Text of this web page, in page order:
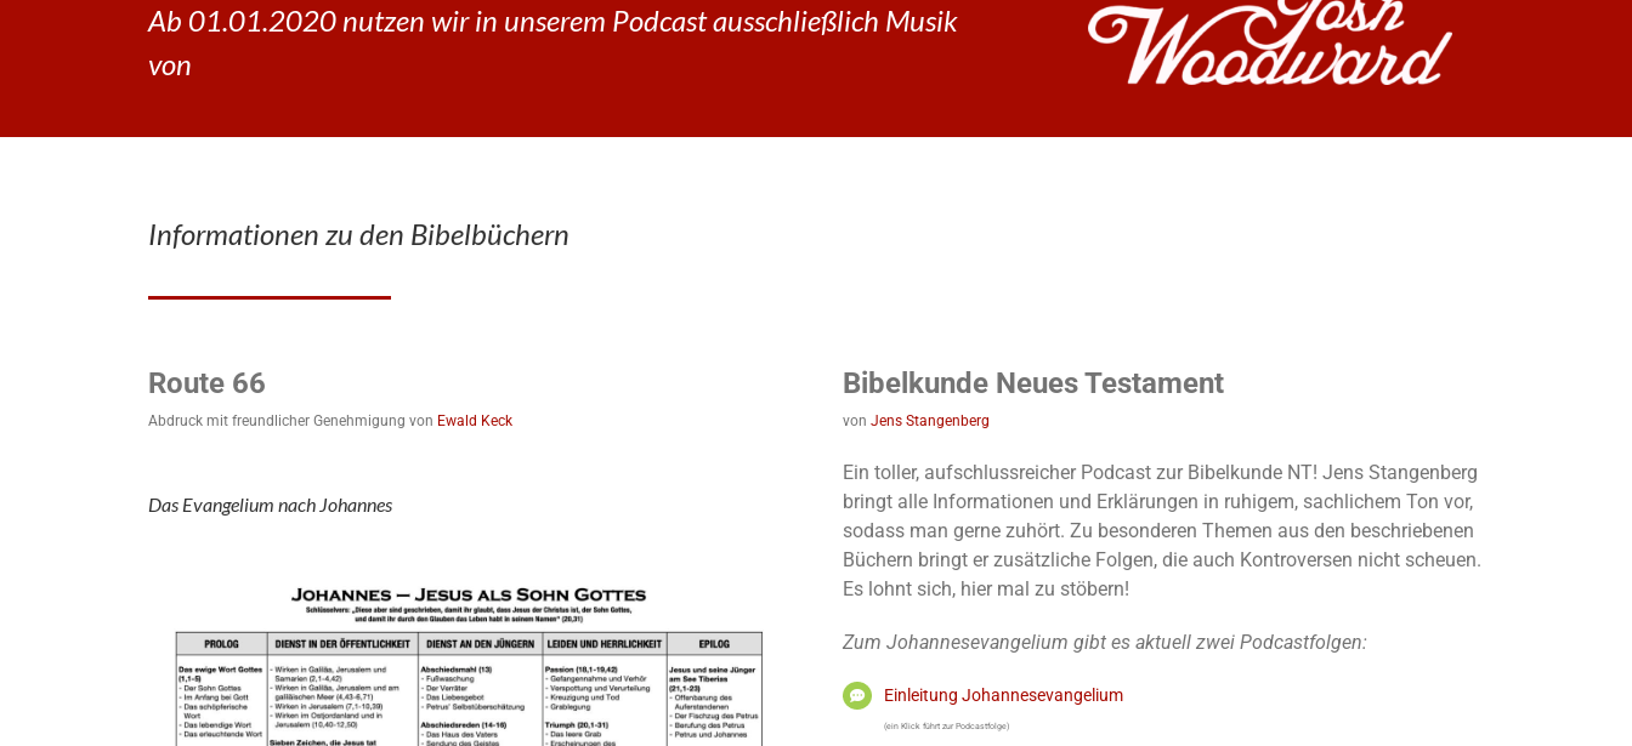
Ab 01.01.2020 nutzen wir in unserem Podcast ausschließlich Musik
von
Informationen zu den Bibelbüchern
Route 66
Abdruck mit freundlicher Genehmigung von Ewald Keck
Das Evangelium nach Johannes
Bibelkunde Neues Testament
von Jens Stangenberg
Ein toller, aufschlussreicher Podcast zur Bibelkunde NT! Jens Stangenberg
bringt alle Informationen und Erklärungen in ruhigem, sachlichem Ton vor,
sodass man gerne zuhört. Zu besonderen Themen aus den beschriebenen
Büchern bringt er zusätzliche Folgen, die auch Kontroversen nicht scheuen.
Es lohnt sich, hier mal zu stöbern!
Zum Johannesevangelium gibt es aktuell zwei Podcastfolgen:
Einleitung Johannesevangelium
(ein Klick führt zur Podcastfolge)